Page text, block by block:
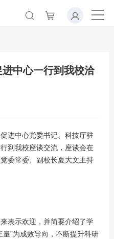
中心一行到我校洽
进中心党委书记、科技厅驻
到我校座谈交流，座谈会在
委常委、副校长夏大文主持
表示欢迎，并简要介绍了学
”为成效导向，不断提升科研